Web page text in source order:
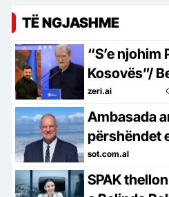
TË NGJASHME
“S’e njohim
Kosovës”/
Zelensky-t
jashtë çdo
zeri.ai
Ambasada
përshëndet
Wendt si
konfirmon
sot.com.al
SPAK